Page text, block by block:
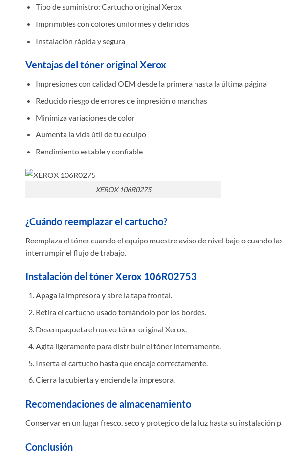
Tipo de suministro: Cartucho original Xerox
Imprimibles con colores uniformes y definidos
Instalación rápida y segura
Ventajas del tóner original Xerox
Impresiones con calidad OEM desde la primera hasta la última página
Reducido riesgo de errores de impresión o manchas
Minimiza variaciones de color
Aumenta la vida útil de tu equipo
Rendimiento estable y confiable
XEROX 106R0275
¿Cuándo reemplazar el cartucho?
Reemplaza el tóner cuando el equipo muestre aviso de nivel bajo o cuando
interrumpir el flujo de trabajo.
Instalación del tóner Xerox 106R02753
Apaga la impresora y abre la tapa frontal.
Retira el cartucho usado tomándolo por los bordes.
Desempaqueta el nuevo tóner original Xerox.
Agita ligeramente para distribuir el tóner internamente.
Inserta el cartucho hasta que encaje correctamente.
Cierra la cubierta y enciende la impresora.
Recomendaciones de almacenamiento
Conservar en un lugar fresco, seco y protegido de la luz hasta su
Conclusión